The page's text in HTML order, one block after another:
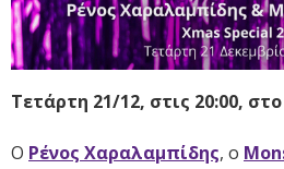
Τετάρτη 21/12, στις 20:00,
Ο Ρένος Χαραλαμπίδης, ο